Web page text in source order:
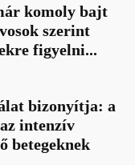
komoly bajt
szerint
figyelni...
bizonyítja: a
intenzív
betegeknek